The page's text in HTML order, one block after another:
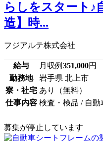
らしをスタート♪
造】時...
フジアルテ株式会社
給与 月収例 351,000円
勤務地
岩手県 北上市
寮・社宅 あり（無料）
仕事内容 検査・検品 / 自動
募集が停止しています